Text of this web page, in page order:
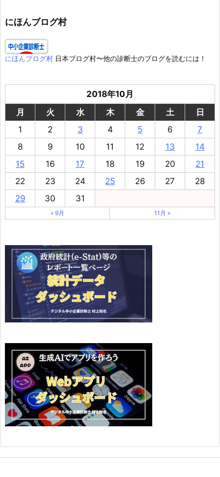
ー
にほんブログ村
にほんブログ村 日本ブログ村〜他の診断士のブログを読むには！
2018年10月
月
火 水 木 金 土
日
1
2 3 4 5 6
7
8
9 10 11 12 13
14
15
16 17 18 19 20
21
22
23 24 25 26 27
28
29
30 31
« 9月 11月 »